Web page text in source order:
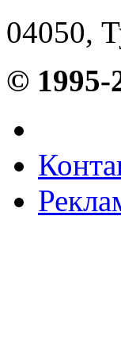
04050,
© 1995-